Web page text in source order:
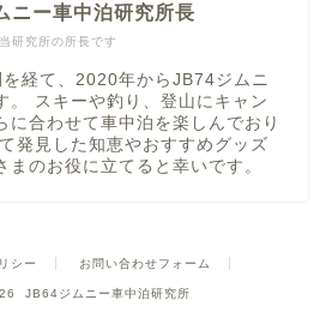
当研究所の所長です
ニー車中泊研究所長
経て、2020年からJB74ジムニ
。 スキーや釣り、登山にキャン
に合わせて車中泊を楽しんでおり
発見した知恵やおすすめグッズ
まのお役に立てると幸いです。
シー お問い合わせフォーム
JB64ジムニー車中泊研究所